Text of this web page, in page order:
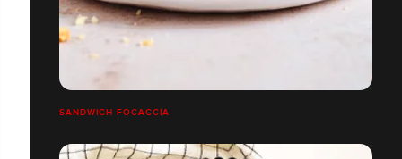
SANDWICH FOCACCIA